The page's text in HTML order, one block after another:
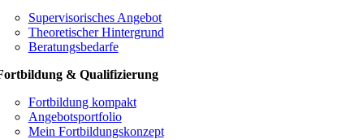
Supervisorisches Angebot
Theoretischer Hintergrund
Beratungsbedarfe
& Qualifizierung
Fortbildung kompakt
Angebotsportfolio
Mein Fortbildungskonzept